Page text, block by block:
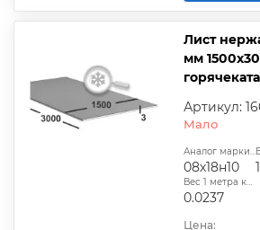
Лист
мм
Артикул:
Мало
Аналог марки стали:
08х18н10
Вес 1 метра квадратного, т:
0.0237
Цена: